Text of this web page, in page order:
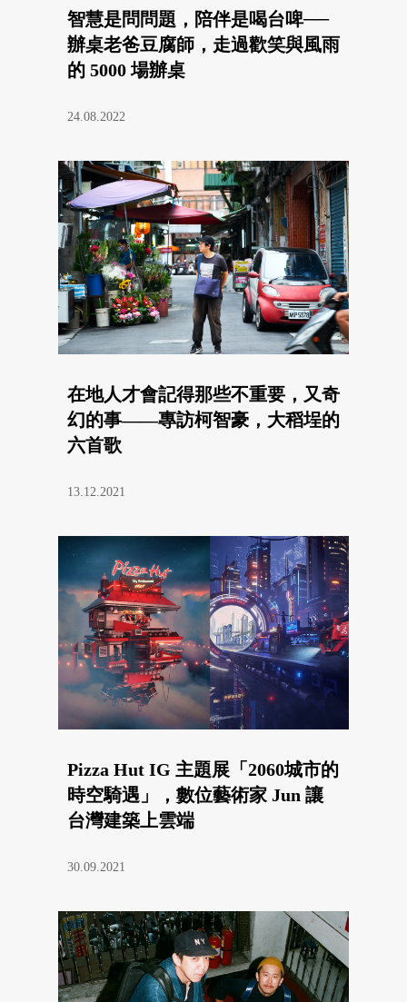
智慧是問問題，陪伴是喝台啤──
辦桌老爸豆腐師，走過歡笑與風雨
的 5000 場辦桌
24.08.2022
在地人才會記得那些不重要，又奇
幻的事——專訪柯智豪，大稻埕的
六首歌
13.12.2021
Pizza Hut IG 主題展「2060城市的
時空騎遇」，數位藝術家 Jun 讓
台灣建築上雲端
30.09.2021